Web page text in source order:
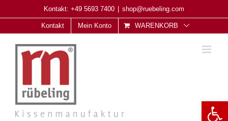
to
Kontakt: +49 5693 7400 shop@ruebeling.com
Kontakt Mein Konto WARENKORB